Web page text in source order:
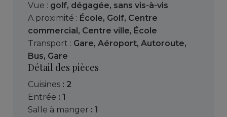
Vue : golf, dégagée, sans vis-à-vis
A proximité : École, Golf, Centre
commercial, Centre ville, École
Transport : Gare, Aéroport, Autoroute,
Bus, Gare
Détail des pièces
cuisines : 2
entrée : 1
salle à manger : 1